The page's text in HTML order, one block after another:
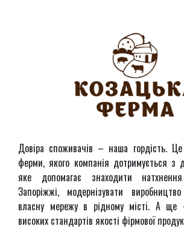
Довіра споживачів – наша гордість.
ферми, якого компанія дотримується з
яке допомагає знаходити
Запоріжжі, модернізувати
власну мережу в рідному місті. А ще
високих стандартів якості фірмової